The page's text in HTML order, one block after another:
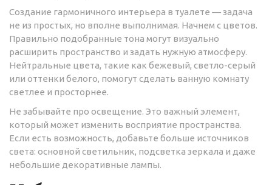
Создание гармоничного интерьера в туалете — задача
не из простых, но вполне выполнимая. Начнем с цветов.
Правильно подобранные тона могут визуально
расширить пространство и задать нужную атмосферу.
Нейтральные цвета, такие как бежевый, светло-серый
или оттенки белого, помогут сделать ванную комнату
светлее и просторнее.
Не забывайте про освещение. Это важный элемент,
который может изменить восприятие пространства.
Если есть возможность, добавьте больше источников
света: основной светильник, подсветка зеркала и даже
небольшие декоративные лампы.